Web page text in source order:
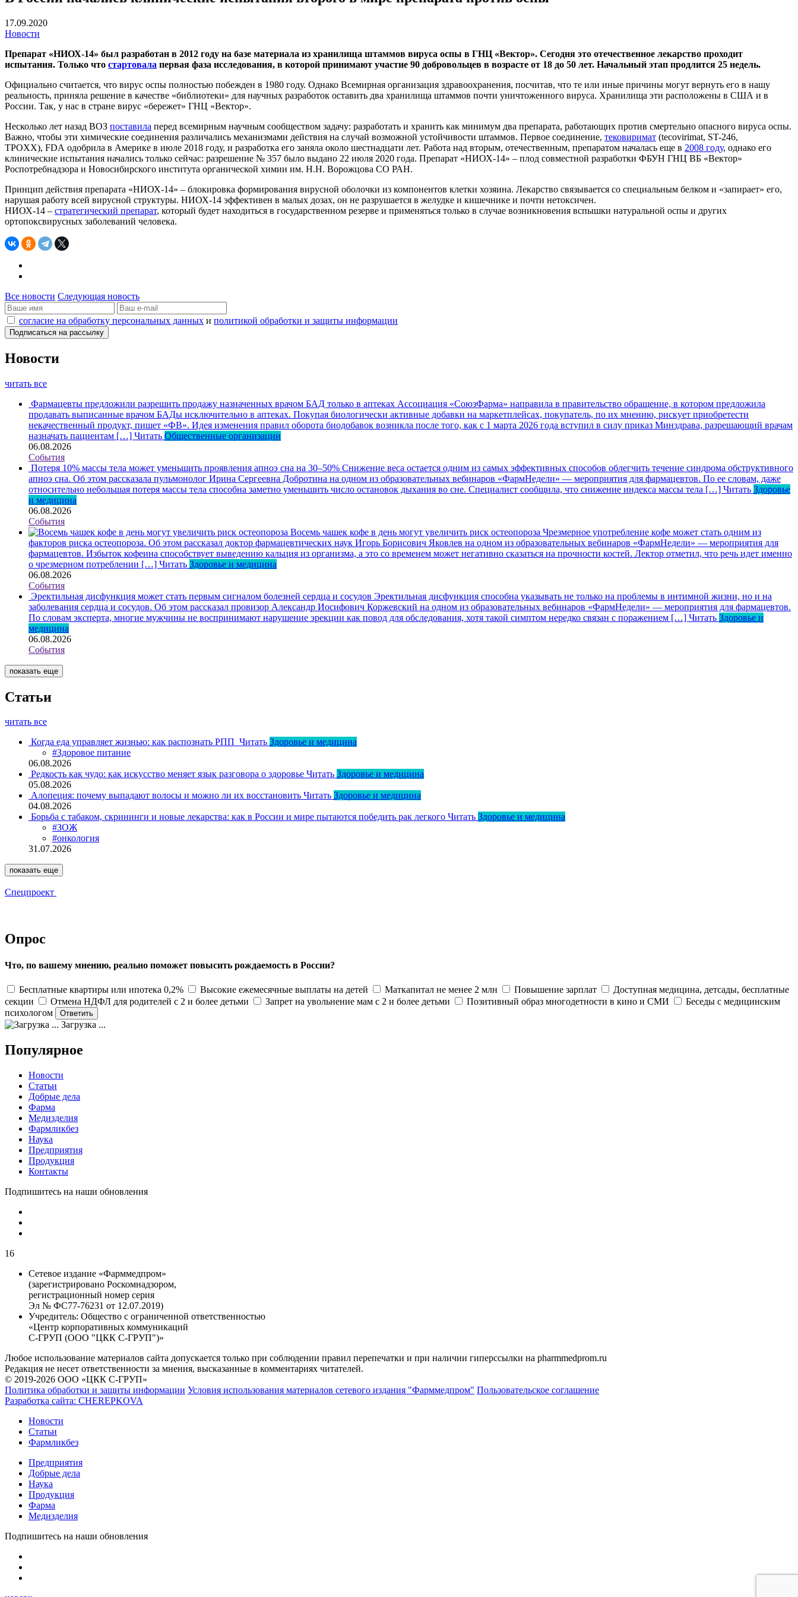
17.09.2020
Новости
Препарат «НИОХ-14» был разработан в 2012 году на базе материала из хранилища штаммов вируса оспы в ГНЦ «Вектор». Сегодня это отечественное лекарство проходит
испытания. Только что стартовала первая фаза исследования, в которой принимают участие 90 добровольцев в возрасте от 18 до 50 лет. Начальный этап продлится 25 недель.
Официально считается, что вирус оспы полностью побежден в 1980 году. Однако Всемирная организация здравоохранения, посчитав, что те или иные причины могут вернуть его в нашу
реальность, приняла решение в качестве «библиотеки» для научных разработок оставить два хранилища штаммов почти уничтоженного вируса. Хранилища эти расположены в США и в
России. Так, у нас в стране вирус «бережет» ГНЦ «Вектор».
Несколько лет назад ВОЗ поставила перед всемирным научным сообществом задачу: разработать и хранить как минимум два препарата, работающих против смертельно опасного вируса оспы.
Важно, чтобы эти химические соединения различались механизмами действия на случай возможной устойчивости штаммов. Первое соединение, тековиримат (tecovirimat, ST-246,
TPOXX), FDA одобрила в Америке в июле 2018 году, и разработка его заняла около шестнадцати лет. Работа над вторым, отечественным, препаратом началась еще в 2008 году, однако его
клинические испытания начались только сейчас: разрешение № 357 было выдано 22 июля 2020 года. Препарат «НИОХ-14» – плод совместной разработки ФБУН ГНЦ ВБ «Вектор»
Роспотребнадзора и Новосибирского института органической химии им. Н.Н. Ворожцова СО РАН.
Принцип действия препарата «НИОХ-14» – блокировка формирования вирусной оболочки из компонентов клетки хозяина. Лекарство связывается со специальным белком и «запирает» его,
нарушая работу всей вирусной структуры. НИОХ-14 эффективен в малых дозах, он не разрушается в желудке и кишечнике и почти нетоксичен.
НИОХ-14 – стратегический препарат, который будет находиться в государственном резерве и применяться только в случае возникновения вспышки натуральной оспы и других
ортопоксвирусных заболеваний человека.
Все новости Следующая новость
согласие на обработку персональных данных и политикой обработки и защиты информации
Новости
читать все
Фармацевты предложили разрешить продажу назначенных врачом БАД только в аптеках Ассоциация «СоюзФарма» направила в правительство обращение, в котором предложила
продавать выписанные врачом БАДы исключительно в аптеках. Покупая биологически активные добавки на маркетплейсах, покупатель, по их мнению, рискует приобретести
некачественный продукт, пишет «ФВ». Идея изменения правил оборота биодобавок возникла после того, как с 1 марта 2026 года вступил в силу приказ Минздрава, разрешающий врачам
назначать пациентам […] Читать Общественные организации
06.08.2026
События
Потеря 10% массы тела может уменьшить проявления апноэ сна на 30–50% Снижение веса остается одним из самых эффективных способов облегчить течение синдрома обструктивного
апноэ сна. Об этом рассказала пульмонолог Ирина Сергеевна Добротина на одном из образовательных вебинаров «ФармНедели» — мероприятия для фармацевтов. По ее словам, даже
относительно небольшая потеря массы тела способна заметно уменьшить число остановок дыхания во сне. Специалист сообщила, что снижение индекса массы тела […] Читать Здоровье
и медицина
06.08.2026
События
Восемь чашек кофе в день могут увеличить риск остеопороза Чрезмерное употребление кофе может стать одним из
факторов риска остеопороза. Об этом рассказал доктор фармацевтических наук Игорь Борисович Яковлев на одном из образовательных вебинаров «ФармНедели» — мероприятия для
фармацевтов. Избыток кофеина способствует выведению кальция из организма, а это со временем может негативно сказаться на прочности костей. Лектор отметил, что речь идет именно
о чрезмерном потреблении […] Читать Здоровье и медицина
06.08.2026
События
Эректильная дисфункция может стать первым сигналом болезней сердца и сосудов Эректильная дисфункция способна указывать не только на проблемы в интимной жизни, но и на
заболевания сердца и сосудов. Об этом рассказал провизор Александр Иосифович Коржевский на одном из образовательных вебинаров «ФармНедели» — мероприятия для фармацевтов.
По словам эксперта, многие мужчины не воспринимают нарушение эрекции как повод для обследования, хотя такой симптом нередко связан с поражением […] Читать Здоровье и
медицина
06.08.2026
События
показать еще
Статьи
читать все
Когда еда управляет жизнью: как распознать РПП Читать Здоровье и медицина
#Здоровое питание
06.08.2026
Редкость как чудо: как искусство меняет язык разговора о здоровье Читать Здоровье и медицина
05.08.2026
Алопеция: почему выпадают волосы и можно ли их восстановить Читать Здоровье и медицина
04.08.2026
Борьба с табаком, скрининги и новые лекарства: как в России и мире пытаются победить рак легкого Читать Здоровье и медицина
#ЗОЖ
#онкология
31.07.2026
показать еще
Спецпроект
Опрос
Что, по вашему мнению, реально поможет повысить рождаемость в России?
Бесплатные квартиры или ипотека 0,2% Высокие ежемесячные выплаты на детей Маткапитал не менее 2 млн Повышение зарплат
Доступная медицина, детсады, бесплатные
секции
Отмена НДФЛ для родителей с 2 и более детьми Запрет на увольнение мам с 2 и более детьми Позитивный образ многодетности в кино и СМИ
Беседы с медицинским
психологом
Загрузка ...
Популярное
Новости
Статьи
Добрые дела
Фарма
Медизделия
Фармликбез
Наука
Предприятия
Продукция
Контакты
Подпишитесь на наши обновления
16
Сетевое издание «Фарммедпром»
(зарегистрировано Роскомнадзором,
регистрационный номер серия
Эл № ФС77-76231 от 12.07.2019)
Учредитель: Общество с ограниченной ответственностью
«Центр корпоративных коммуникаций
С-ГРУП (ООО "ЦКК С-ГРУП")»
Любое использование материалов сайта допускается только при соблюдении правил перепечатки и при наличии гиперссылки на pharmmedprom.ru
Редакция не несет ответственности за мнения, высказанные в комментариях читателей.
© 2019-2026 ООО «ЦКК С-ГРУП»
Политика обработки и защиты информации Условия использования материалов сетевого издания "Фарммедпром" Пользовательское соглашение
Разработка сайта: CHEREPKOVA
Новости
Статьи
Фармликбез
Предприятия
Добрые дела
Наука
Продукция
Фарма
Медизделия
Подпишитесь на наши обновления